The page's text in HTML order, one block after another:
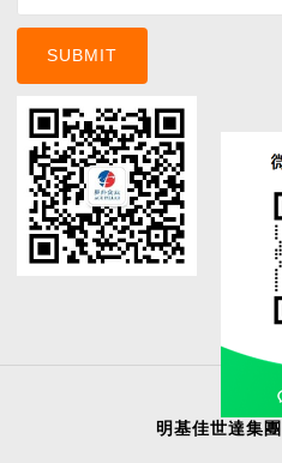
SUBMIT
明基佳世達集團